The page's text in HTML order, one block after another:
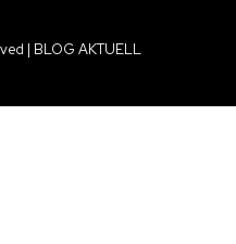
| BLOG AKTUELL